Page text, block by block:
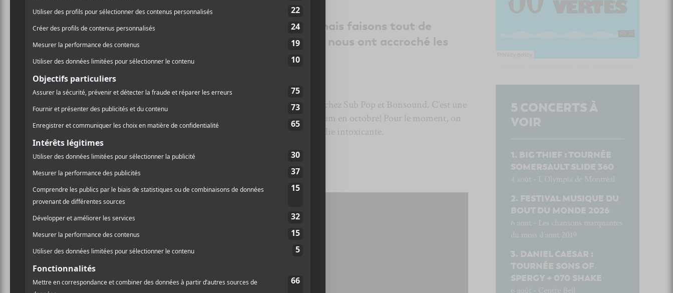
Le mois de septembre est entamé, mais faisons tout de
même un retour sur les chansons qui nous ont accroché les
oreilles au mois d’août!
Corridor —Topographe
C’était une très bonne nouvelle que Corridorsigne chez Sub Pop et Bonsound. C’est une
encore meilleure nouvelle qu’il y aura un nouvel album en octobre! Pour le moment, on
peut se gâter avec l’excellente
et sa mélodie intoxicante.
Pour en lire plus sur la chanson, c’est par ici.
5 CONCERTS À
VOIR
BIG THIEF : TOURNÉE
SOMERSAULT SLIDE 360
4 août - L’Olympia de Montréal
FESTIVAL MUSIQUE DU
BOUT DU MONDE 2026
6 août - Les chansons marquantes
du mois d’août 2019
DANIEL CAESAR :
TOURNÉE SONS OF
SPERGY + 070 SHAKE
6 août - Centre Bell